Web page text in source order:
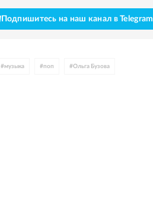
Подпишитесь на наш канал в Telegram
#музыка #поп #Ольга Бузова